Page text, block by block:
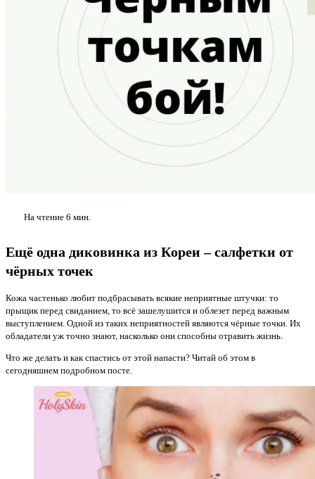
На чтение 6 мин.
Ещё одна диковинка из Кореи – салфетки от
чёрных точек
Кожа частенько любит подбрасывать всякие неприятные штучки: то
прыщик перед свиданием, то всё зашелушится и облезет перед важным
выступлением. Одной из таких неприятностей являются чёрные точки. Их
обладатели уж точно знают, насколько они способны отравить жизнь.
Что же делать и как спастись от этой напасти? Читай об этом в
сегодняшнем подробном посте.